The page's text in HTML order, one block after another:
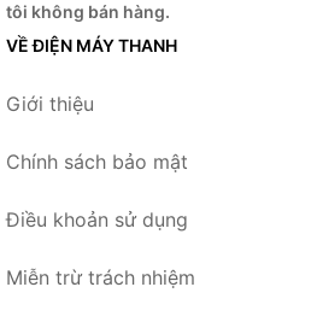
tôi không bán hàng.
VỀ ĐIỆN MÁY THANH
Giới thiệu
Chính sách bảo mật
Điều khoản sử dụng
Miễn trừ trách nhiệm